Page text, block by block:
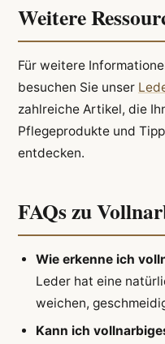
Weitere
Für weitere
besuchen Sie unser
zahlreiche Artikel, die
Pflegeprodukte und
entdecken.
FAQs zu
Wie erkenne ich
Leder hat eine
weichen,
Kann ich